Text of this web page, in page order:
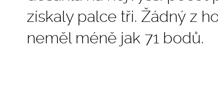
získaly palce tři. Žádný z
neměl méně jak 71 bodů.